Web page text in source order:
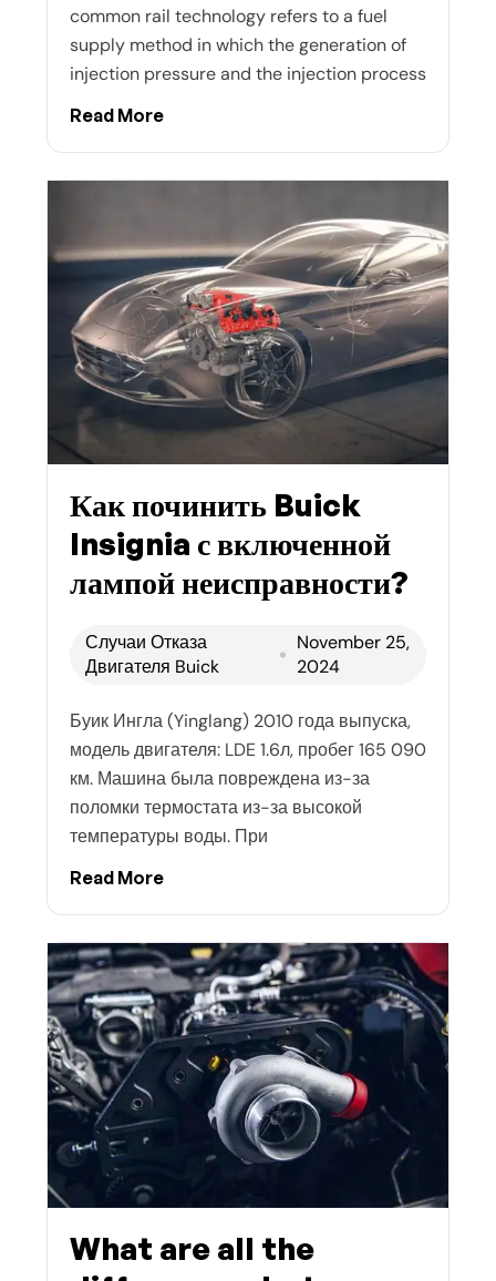
common rail technology refers to a fuel
supply method in which the generation of
injection pressure and the injection process
Read More
Как починить Buick
Insignia с включенной
лампой неисправности?
Случаи Отказа
Двигателя Buick
November 25,
2024
Буик Ингла (Yinglang) 2010 года выпуска,
модель двигателя: LDE 1.6л, пробег 165 090
км. Машина была повреждена из-за
поломки термостата из-за высокой
температуры воды. При
Read More
What are all the